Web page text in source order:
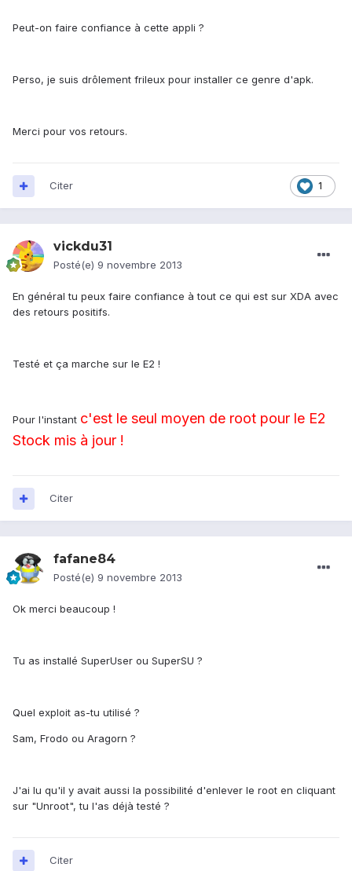
Peut-on faire confiance à cette appli ?
Perso, je suis drôlement frileux pour installer ce genre d'apk.
Merci pour vos retours.
1
Citer
vickdu31
Posté(e) 9 novembre 2013
En général tu peux faire confiance à tout ce qui est sur XDA avec
des retours positifs.
Testé et ça marche sur le E2 !
Pour l'instant c'est le seul moyen de root pour le E2
Stock mis à jour !
Citer
fafane84
Posté(e) 9 novembre 2013
Ok merci beaucoup !
Tu as installé SuperUser ou SuperSU ?
Quel exploit as-tu utilisé ?
Sam, Frodo ou Aragorn ?
J'ai lu qu'il y avait aussi la possibilité d'enlever le root en cliquant
sur "Unroot", tu l'as déjà testé ?
Citer